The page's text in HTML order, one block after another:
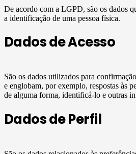
De acordo com a LGPD, são os dados
a identificação de uma pessoa física.
Dados de Acesso
São os dados utilizados para
e englobam, por exemplo, respostas às
de alguma forma, identificá-lo e outras
Dados de Perfil